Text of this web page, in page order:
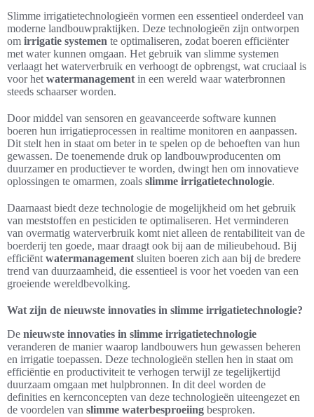
Slimme irrigatietechnologieën vormen een essentieel onderdeel van
moderne landbouwpraktijken. Deze technologieën zijn ontworpen
om irrigatie systemen te optimaliseren, zodat boeren efficiënter
met water kunnen omgaan. Het gebruik van slimme systemen
verlaagt het waterverbruik en verhoogt de opbrengst, wat cruciaal is
voor het watermanagement in een wereld waar waterbronnen
steeds schaarser worden.
Door middel van sensoren en geavanceerde software kunnen
boeren hun irrigatieprocessen in realtime monitoren en aanpassen.
Dit stelt hen in staat om beter in te spelen op de behoeften van hun
gewassen. De toenemende druk op landbouwproducenten om
duurzamer en productiever te worden, dwingt hen om innovatieve
oplossingen te omarmen, zoals slimme irrigatietechnologie.
Daarnaast biedt deze technologie de mogelijkheid om het gebruik
van meststoffen en pesticiden te optimaliseren. Het verminderen
van overmatig waterverbruik komt niet alleen de rentabiliteit van de
boerderij ten goede, maar draagt ook bij aan de milieubehoud. Bij
efficiënt watermanagement sluiten boeren zich aan bij de bredere
trend van duurzaamheid, die essentieel is voor het voeden van een
groeiende wereldbevolking.
Wat zijn de nieuwste innovaties in slimme irrigatietechnologie?
De nieuwste innovaties in slimme irrigatietechnologie
veranderen de manier waarop landbouwers hun gewassen beheren
en irrigatie toepassen. Deze technologieën stellen hen in staat om
efficiëntie en productiviteit te verhogen terwijl ze tegelijkertijd
duurzaam omgaan met hulpbronnen. In dit deel worden de
definities en kernconcepten van deze technologieën uiteengezet en
de voordelen van slimme waterbesproeiing besproken.